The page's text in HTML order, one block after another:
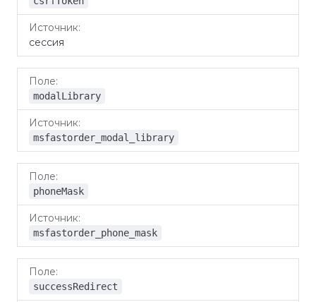
сессия
modalLibrary
msfastorder_modal_library
phoneMask
msfastorder_phone_mask
successRedirect